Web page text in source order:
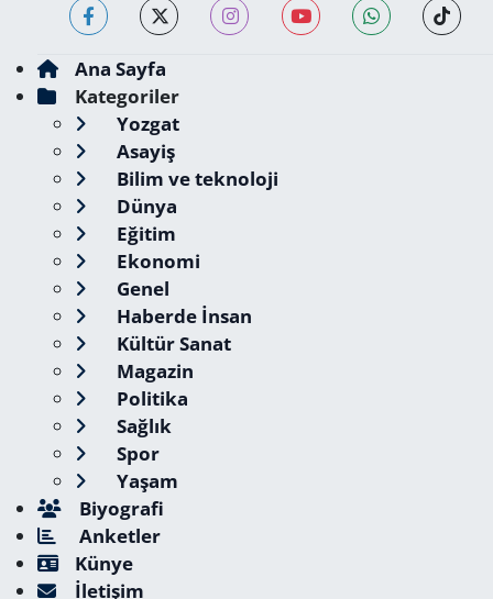
Ana Sayfa
Kategoriler
Yozgat
Asayiş
Bilim ve teknoloji
Dünya
Eğitim
Ekonomi
Genel
Haberde İnsan
Kültür Sanat
Magazin
Politika
Sağlık
Spor
Yaşam
Biyografi
Anketler
Künye
İletişim